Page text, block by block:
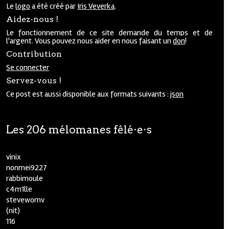
Lelogoa été créé par Iris Veverka.
Aidez-nous !
Le fonctionnement de ce site demande du temps et de
l'argent. Vous pouvez nous aider en nous faisant undon!
Contribution
Se connecter
Servez-vous !
Ce post est aussi disponible aux formats suivants :json
Les 206 mélomanes fêlé⋅e⋅s
vinix
nonmei9227
rabbimoule
c4m1lle
stevewornv
(nit)
116